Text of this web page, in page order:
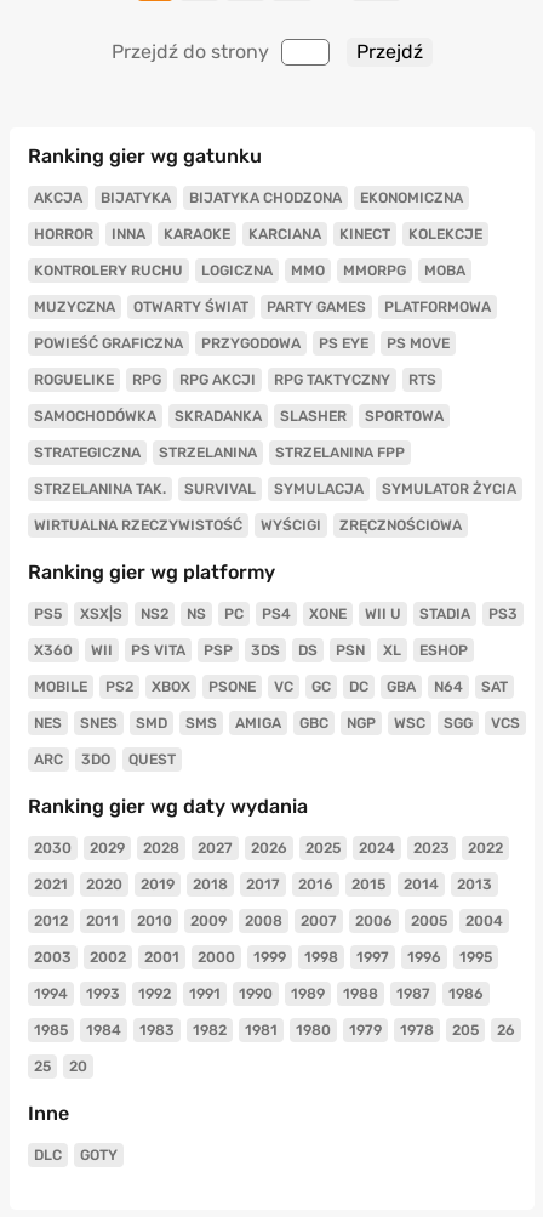
Przejdź do strony
Ranking gier wg gatunku
AKCJA BIJATYKA BIJATYKA CHODZONA EKONOMICZNA
HORROR INNA KARAOKE KARCIANA KINECT KOLEKCJE
KONTROLERY RUCHU LOGICZNA MMO MMORPG MOBA
MUZYCZNA OTWARTY ŚWIAT PARTY GAMES PLATFORMOWA
POWIEŚĆ GRAFICZNA PRZYGODOWA PS EYE PS MOVE
ROGUELIKE RPG RPG AKCJI RPG TAKTYCZNY RTS
SAMOCHODÓWKA SKRADANKA SLASHER SPORTOWA
STRATEGICZNA STRZELANINA STRZELANINA FPP
STRZELANINA TAK. SURVIVAL SYMULACJA SYMULATOR ŻYCIA
WIRTUALNA RZECZYWISTOŚĆ WYŚCIGI ZRĘCZNOŚCIOWA
Ranking gier wg platformy
PS5 XSX|S NS2 NS PC PS4 XONE WII U STADIA PS3
X360 WII PS VITA PSP 3DS DS PSN XL ESHOP
MOBILE PS2 XBOX PSONE VC GC DC GBA N64 SAT
NES SNES SMD SMS AMIGA GBC NGP WSC SGG VCS
ARC 3DO QUEST
Ranking gier wg daty wydania
2030 2029 2028 2027 2026 2025 2024 2023 2022
2021 2020 2019 2018 2017 2016 2015 2014 2013
2012 2011 2010 2009 2008 2007 2006 2005 2004
2003 2002 2001 2000 1999 1998 1997 1996 1995
1994 1993 1992 1991 1990 1989 1988 1987 1986
1985 1984 1983 1982 1981 1980 1979 1978 205 26
25 20
Inne
DLC GOTY